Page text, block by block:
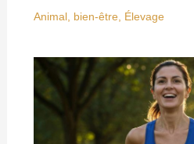
Animal, bien-être Élevage